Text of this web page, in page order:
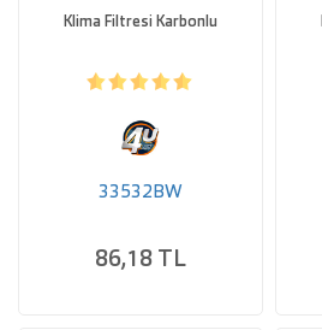
Klima Filtresi Karbonlu
33532BW
86,18 TL